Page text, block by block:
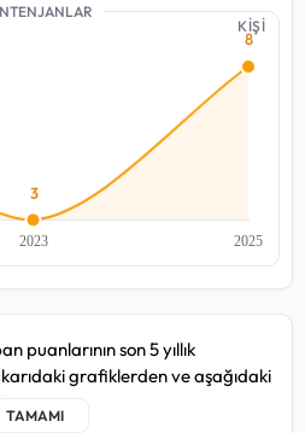
KİŞİ
puanlarının son 5 yıllık
grafiklerden ve aşağıdaki